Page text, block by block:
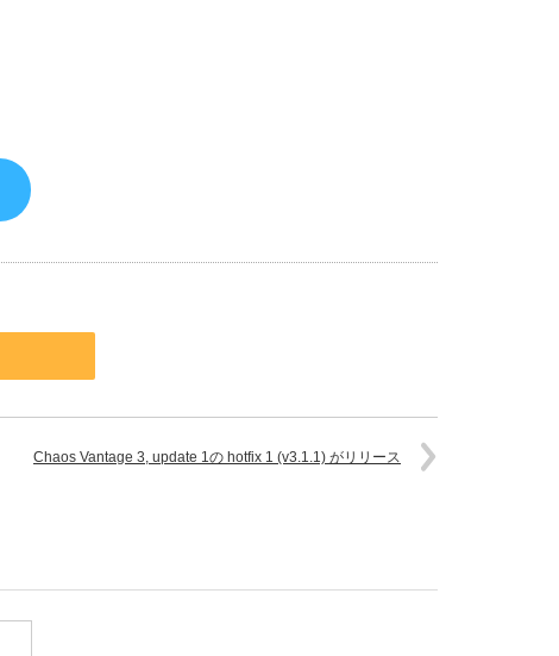
Chaos Vantage 3, update 1の hotfix 1 (v3.1.1) がリリース